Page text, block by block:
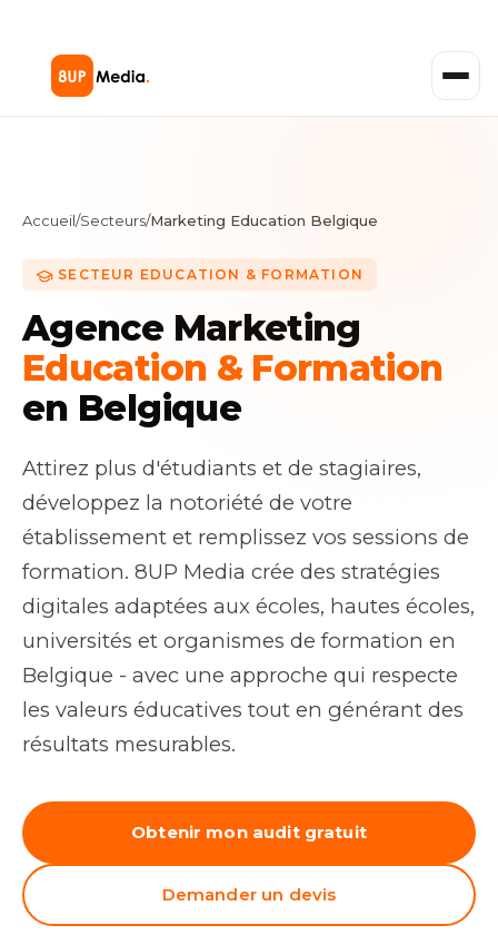
Accueil/Secteurs/Marketing Education Belgique
SECTEUR EDUCATION & FORMATION
Agence Marketing
Education & Formation
en Belgique
Attirez plus d'étudiants et de stagiaires,
développez la notoriété de votre
établissement et remplissez vos sessions de
formation. 8UP Media crée des stratégies
digitales adaptées aux écoles, hautes écoles,
universités et organismes de formation en
Belgique - avec une approche qui respecte
les valeurs éducatives tout en générant des
résultats mesurables.
Obtenir mon audit gratuit
Demander un devis